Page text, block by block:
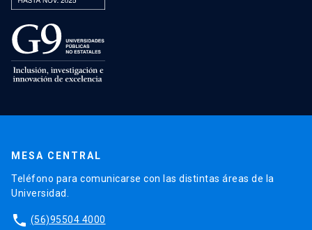
MESA CENTRAL
Teléfono para comunicarse con las distintas áreas de la
Universidad.
phone (56)95504 4000